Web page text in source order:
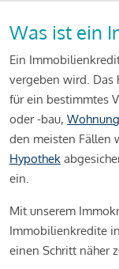
Was ist ein
Ein
vergeben wird. Das
für ein bestimmtes
oder -bau,
den meisten Fällen
Hypothek
ein.
Mit unserem
Immobilienkredite
einen Schritt näher